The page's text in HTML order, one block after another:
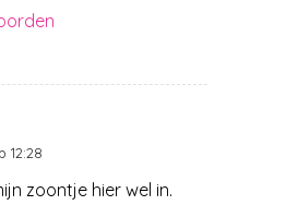
12:28
zoontje hier wel in.